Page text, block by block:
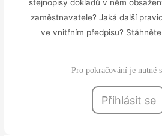
stejnopisy dokladů v něm
zaměstnavatele? Jaká další
ve vnitřním předpisu?
Pro pokračování je nutné
Přihlásit se